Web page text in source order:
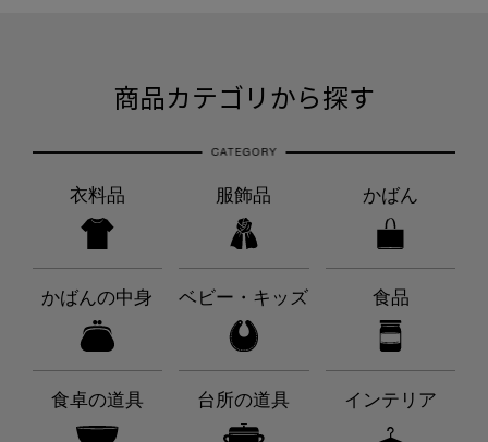
商品カテゴリから探す
衣料品 服飾品 かばん
かばんの中身 ベビー・キッズ 食品
食卓の道具 台所の道具 インテリア